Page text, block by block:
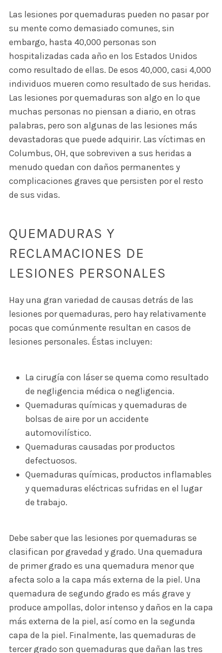
Las lesiones por quemaduras pueden no pasar por
su mente como demasiado comunes, sin
embargo, hasta 40,000 personas son
hospitalizadas cada año en los Estados Unidos
como resultado de ellas. De esos 40,000, casi 4,000
individuos mueren como resultado de sus heridas.
Las lesiones por quemaduras son algo en lo que
muchas personas no piensan a diario, en otras
palabras, pero son algunas de las lesiones más
devastadoras que puede adquirir. Las víctimas en
Columbus, OH, que sobreviven a sus heridas a
menudo quedan con daños permanentes y
complicaciones graves que persisten por el resto
de sus vidas.
QUEMADURAS Y
RECLAMACIONES DE
LESIONES PERSONALES
Hay una gran variedad de causas detrás de las
lesiones por quemaduras, pero hay relativamente
pocas que comúnmente resultan en casos de
lesiones personales. Éstas incluyen:
La cirugía con láser se quema como resultado
de negligencia médica o negligencia.
Quemaduras químicas y quemaduras de
bolsas de aire por un accidente
automovilístico.
Quemaduras causadas por productos
defectuosos.
Quemaduras químicas, productos inflamables
y quemaduras eléctricas sufridas en el lugar
de trabajo.
Debe saber que las lesiones por quemaduras se
clasifican por gravedad y grado. Una quemadura
de primer grado es una quemadura menor que
afecta solo a la capa más externa de la piel. Una
quemadura de segundo grado es más grave y
produce ampollas, dolor intenso y daños en la capa
más externa de la piel, así como en la segunda
capa de la piel. Finalmente, las quemaduras de
tercer grado son quemaduras que dañan las tres